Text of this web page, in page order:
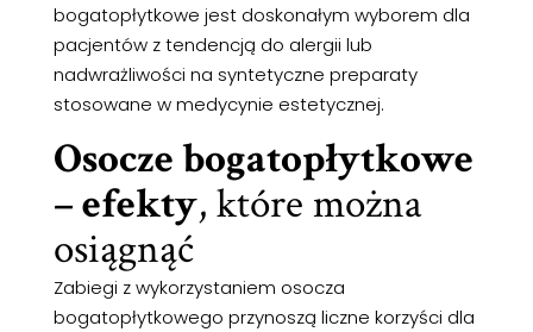
bogatopłytkowe jest doskonałym wyborem dla
pacjentów z tendencją do alergii lub
nadwrażliwości na syntetyczne preparaty
stosowane w medycynie estetycznej.
Osocze bogatopłytkowe
– efekty, które można
osiągnąć
Zabiegi z wykorzystaniem osocza
bogatopłytkowego przynoszą liczne korzyści dla